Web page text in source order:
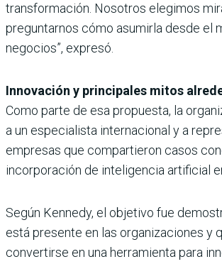
transformación. Nosotros elegimos
preguntarnos cómo asumirla desde el
negocios”, expresó.
Innovación y principales mitos
Como parte de esa propuesta, la
a un especialista internacional y a
empresas que compartieron casos
incorporación de inteligencia artificial
Según Kennedy, el objetivo fue
está presente en las organizaciones y
convertirse en una herramienta para